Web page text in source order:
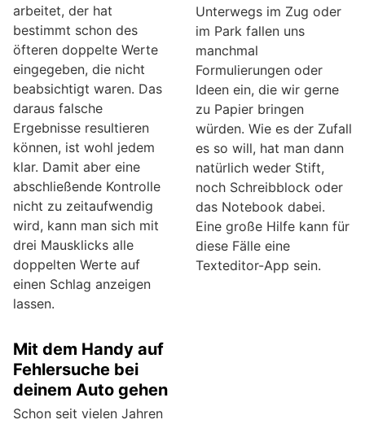
arbeitet, der hat
bestimmt schon des
öfteren doppelte Werte
eingegeben, die nicht
beabsichtigt waren. Das
daraus falsche
Ergebnisse resultieren
können, ist wohl jedem
klar. Damit aber eine
abschließende Kontrolle
nicht zu zeitaufwendig
wird, kann man sich mit
drei Mausklicks alle
doppelten Werte auf
einen Schlag anzeigen
lassen.
Unterwegs im Zug oder
im Park fallen uns
manchmal
Formulierungen oder
Ideen ein, die wir gerne
zu Papier bringen
würden. Wie es der Zufall
es so will, hat man dann
natürlich weder Stift,
noch Schreibblock oder
das Notebook dabei.
Eine große Hilfe kann für
diese Fälle eine
Texteditor-App sein.
Mit dem Handy auf
Fehlersuche bei
deinem Auto gehen
Schon seit vielen Jahren